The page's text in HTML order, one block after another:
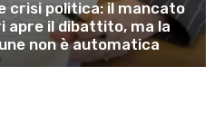
crisi politica: il mancato
apre il dibattito, ma la
non è automatica